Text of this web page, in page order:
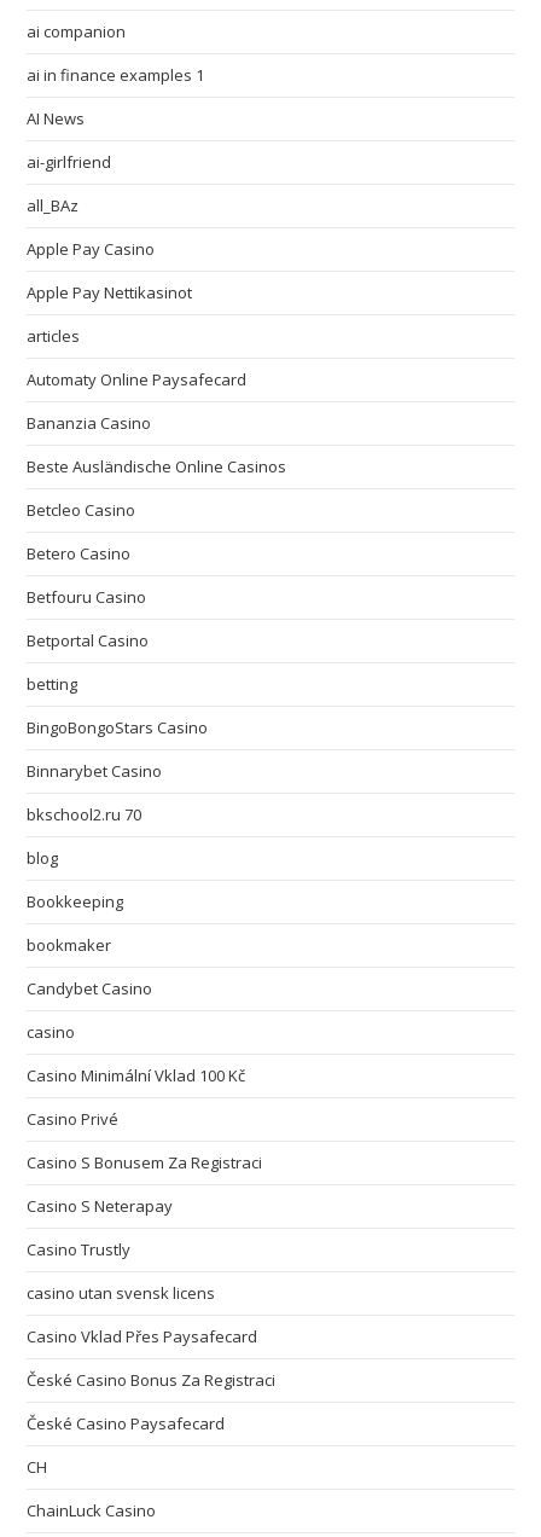
ai companion
ai in finance examples 1
AI News
ai-girlfriend
all_BAz
Apple Pay Casino
Apple Pay Nettikasinot
articles
Automaty Online Paysafecard
Bananzia Casino
Beste Ausländische Online Casinos
Betcleo Casino
Betero Casino
Betfouru Casino
Betportal Casino
betting
BingoBongoStars Casino
Binnarybet Casino
bkschool2.ru 70
blog
Bookkeeping
bookmaker
Candybet Casino
casino
Casino Minimální Vklad 100 Kč
Casino Privé
Casino S Bonusem Za Registraci
Casino S Neterapay
Casino Trustly
casino utan svensk licens
Casino Vklad Přes Paysafecard
České Casino Bonus Za Registraci
České Casino Paysafecard
CH
ChainLuck Casino